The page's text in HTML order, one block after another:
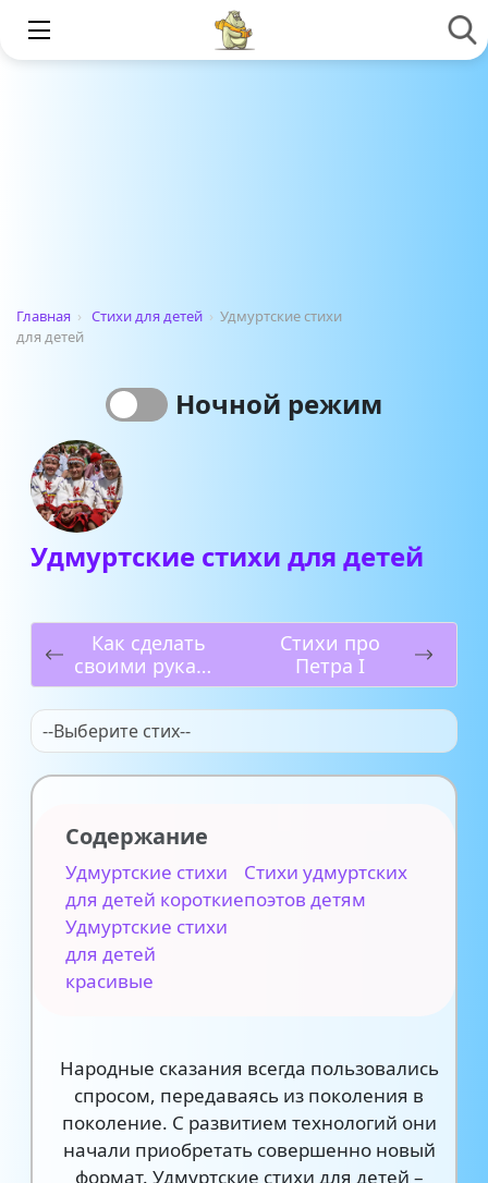
Главная › Стихи для детей › Удмуртские стихи
для детей
Ночной режим
Удмуртские стихи для детей
Как сделать
своими руками
симпл-димпл
Стихи про
Петра I
--Выберите стих--
Содержание
Удмуртские стихи
для детей короткие
Стихи удмуртских
поэтов детям
Удмуртские стихи
для детей
красивые
Народные сказания всегда пользовались
спросом, передаваясь из поколения в
поколение. С развитием технологий они
начали приобретать совершенно новый
формат. Удмуртские стихи для детей –